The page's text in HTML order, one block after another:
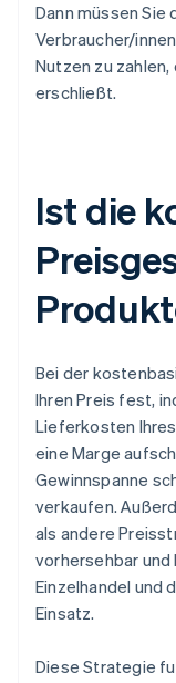
Dann müssen Sie
Verbraucher/
Nutzen zu
erschließt.
Ist die
Bei der
Ihren Preis fest,
Lieferkosten
eine Marge
Gewinnspanne
verkaufen.
als andere
vorhersehbar und
Einzelhandel und
Einsatz.
Diese Strategie